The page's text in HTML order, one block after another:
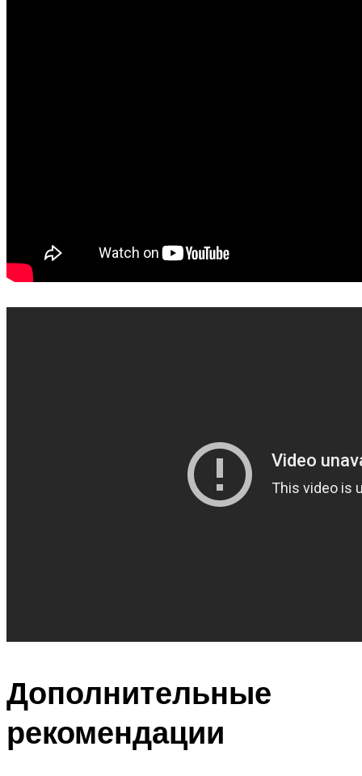
Дополнительные
рекомендации